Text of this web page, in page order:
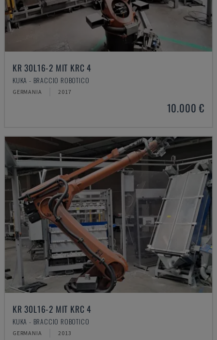
KR 30L16-2 MIT KRC 4
KUKA - BRACCIO ROBOTICO
GERMANIA 2017
10.000 €
KR 30L16-2 MIT KRC 4
KUKA - BRACCIO ROBOTICO
GERMANIA 2013